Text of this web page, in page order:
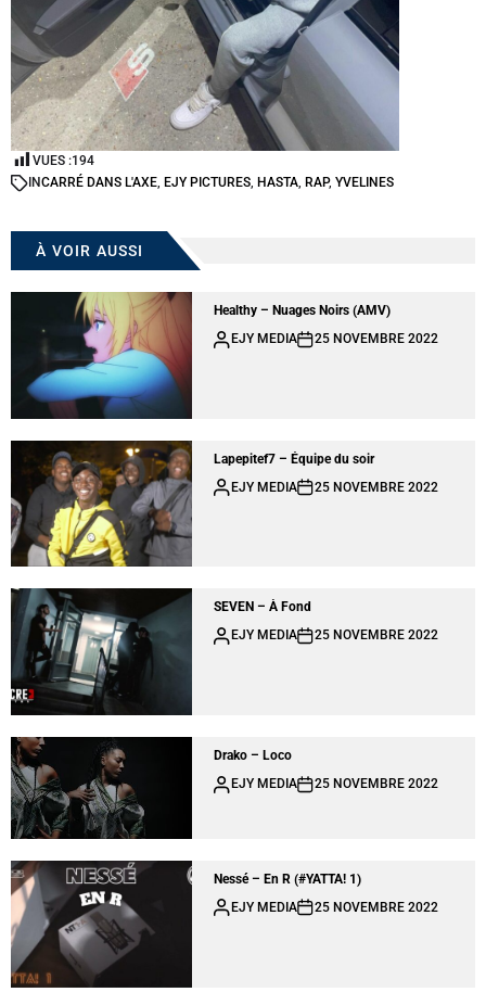
VUES :194
INCARRÉ DANS L'AXE, EJY PICTURES, HASTA, RAP, YVELINES
À VOIR AUSSI
Healthy – Nuages Noirs (AMV)
EJY MEDIA
25 NOVEMBRE 2022
Lapepitef7 – Équipe du soir
EJY MEDIA
25 NOVEMBRE 2022
SEVEN – À Fond
EJY MEDIA
25 NOVEMBRE 2022
Drako – Loco
EJY MEDIA
25 NOVEMBRE 2022
Nessé – En R (#YATTA! 1)
EJY MEDIA
25 NOVEMBRE 2022